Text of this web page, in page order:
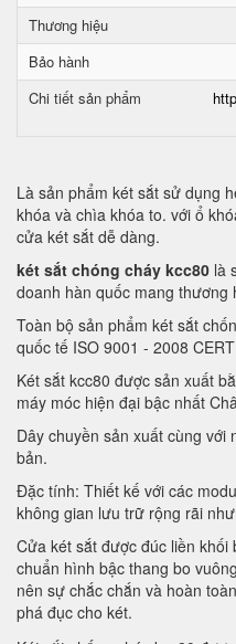
Thương hiệu
Bảo hành
Chi tiết sản phẩm
Là sản phẩm két sắt sử dụng
khóa và chìa khóa to. với ổ
cửa két sắt dễ dàng.
két sắt chóng cháy kcc80 là
doanh hàn quốc mang thương
Toàn bộ sản phẩm két sắt
quốc tế ISO 9001 - 2008
Két sắt kcc80 được sản xuất
máy móc hiện đại bậc nhất
Dây chuyền sản xuất cùng
bản.
Đặc tính: Thiết kế với các
không gian lưu trữ rộng rãi
Cửa két sắt được đúc liền khối
chuẩn hình bậc thang bo
nên sự chắc chắn và hoàn
phá đục cho két.